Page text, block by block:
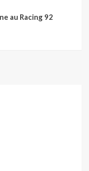
au Racing 92